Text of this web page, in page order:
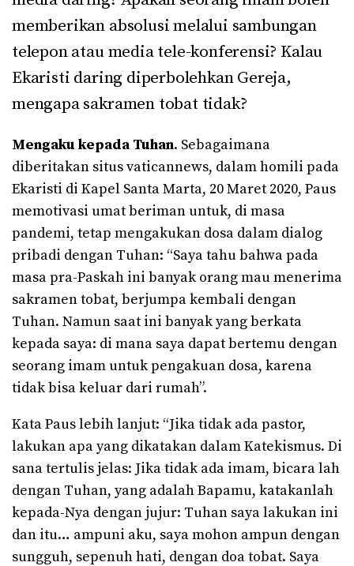
memberikan absolusi melalui sambungan
telepon atau media tele-konferensi? Kalau
Ekaristi daring diperbolehkan Gereja,
mengapa sakramen tobat tidak?
Mengaku kepada Tuhan. Sebagaimana
diberitakan situs vaticannews, dalam homili pada
Ekaristi di Kapel Santa Marta, 20 Maret 2020, Paus
memotivasi umat beriman untuk, di masa
pandemi, tetap mengakukan dosa dalam dialog
pribadi dengan Tuhan: “Saya tahu bahwa pada
masa pra-Paskah ini banyak orang mau menerima
sakramen tobat, berjumpa kembali dengan
Tuhan. Namun saat ini banyak yang berkata
kepada saya: di mana saya dapat bertemu dengan
seorang imam untuk pengakuan dosa, karena
tidak bisa keluar dari rumah”.
Kata Paus lebih lanjut: “Jika tidak ada pastor,
lakukan apa yang dikatakan dalam Katekismus. Di
sana tertulis jelas: Jika tidak ada imam, bicara lah
dengan Tuhan, yang adalah Bapamu, katakanlah
kepada-Nya dengan jujur: Tuhan saya lakukan ini
dan itu… ampuni aku, saya mohon ampun dengan
sungguh, sepenuh hati, dengan doa tobat. Saya